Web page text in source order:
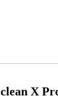
X